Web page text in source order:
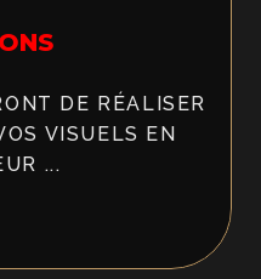
DE RÉALISER
VISUELS EN
...